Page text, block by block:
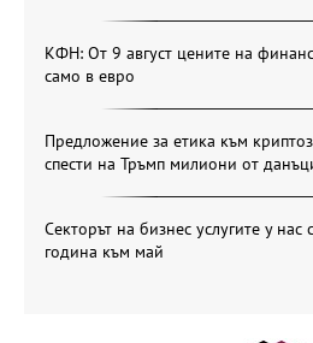
КФН: От 9 август цените на
само в евро
Предложение за етика към
спести на Тръмп милиони от
Секторът на бизнес услугите у нас
година към май